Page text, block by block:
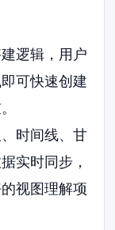
逻辑，用户
可快速创建
时间线、甘
实时同步，
视图理解项